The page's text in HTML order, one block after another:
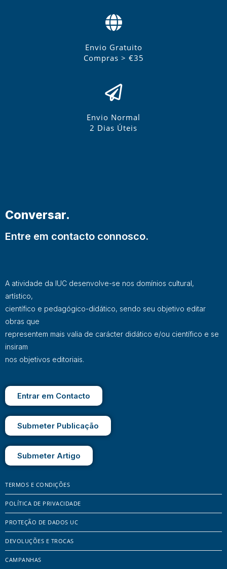
Envio Gratuito
Compras > €35
Envio Normal
2 Dias Úteis
Conversar.
Entre em contacto connosco.
A atividade da IUC desenvolve-se nos domínios cultural,
artístico,
científico e pedagógico-didático, sendo seu objetivo editar
obras que
representem mais valia de carácter didático e/ou científico e se
insiram
nos objetivos editoriais.
Entrar em Contacto
Submeter Publicação
Submeter Artigo
TERMOS E CONDIÇÕES
POLÍTICA DE PRIVACIDADE
PROTEÇÃO DE DADOS UC
DEVOLUÇÕES E TROCAS
CAMPANHAS